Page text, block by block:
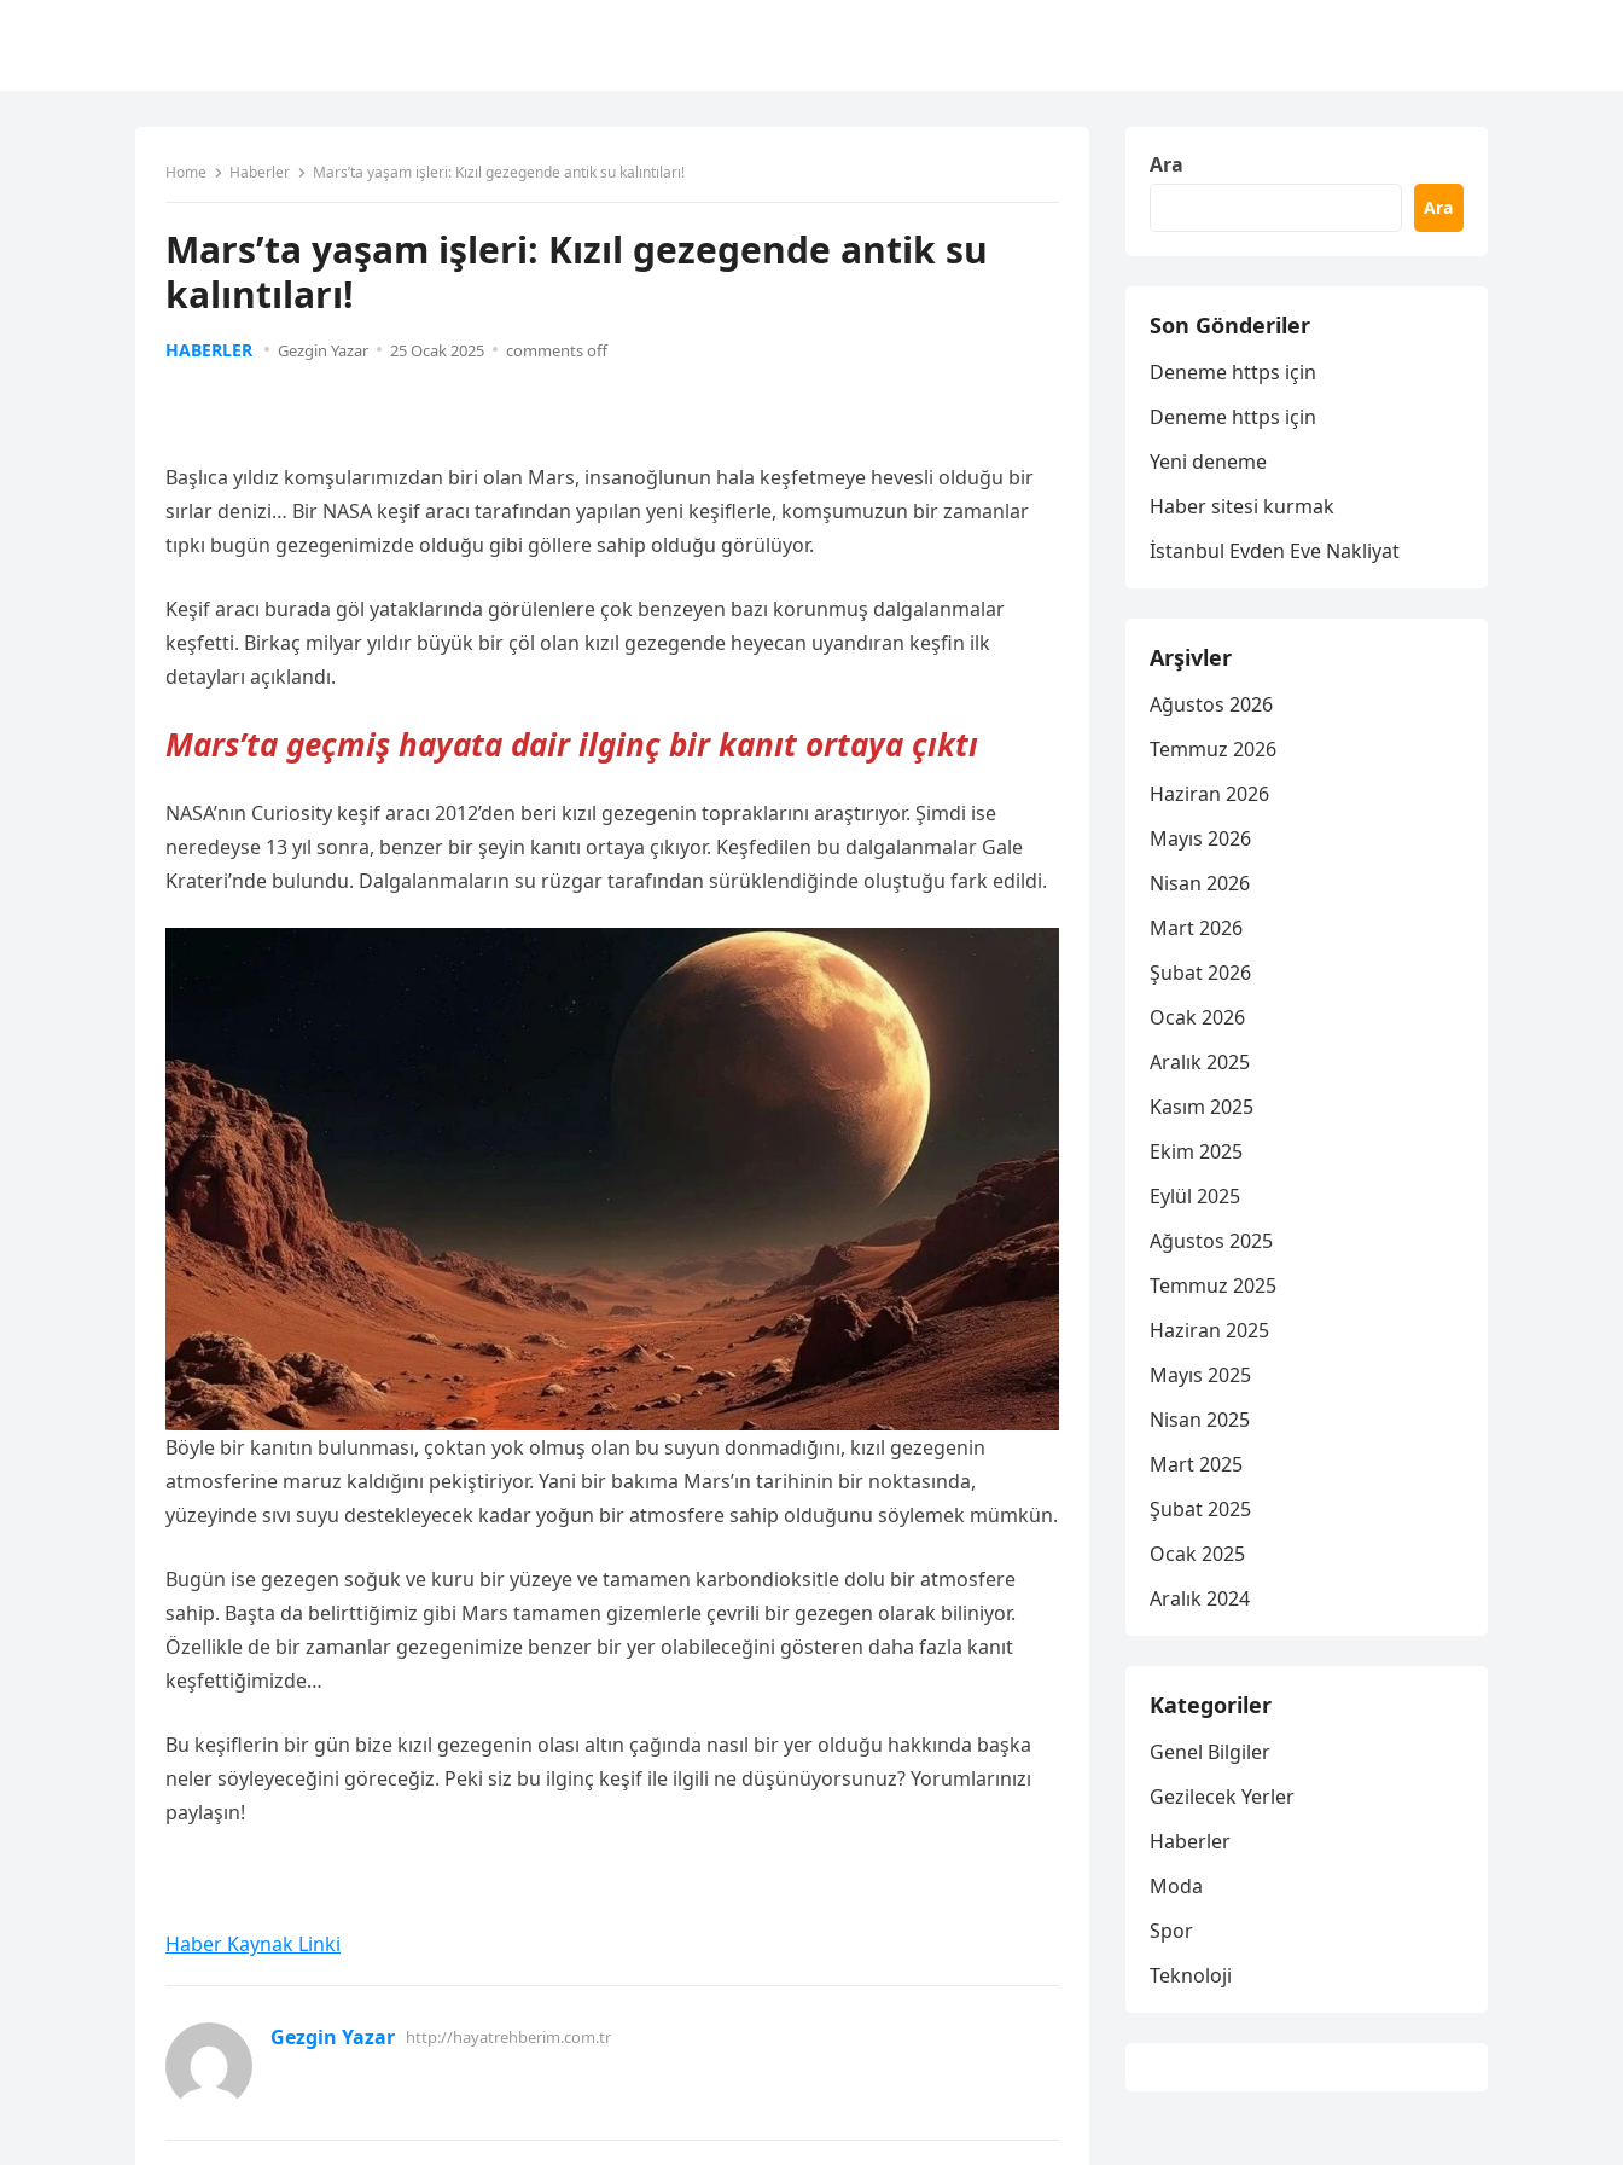
Home Haberler Mars’ta yaşam işleri: Kızıl gezegende antik su kalıntıları!
Mars’ta yaşam işleri: Kızıl gezegende antik su
kalıntıları!
HABERLER Gezgin Yazar 25 Ocak 2025 comments off
Başlıca yıldız komşularımızdan biri olan Mars, insanoğlunun hala keşfetmeye hevesli olduğu bir
sırlar denizi… Bir NASA keşif aracı tarafından yapılan yeni keşiflerle, komşumuzun bir zamanlar
tıpkı bugün gezegenimizde olduğu gibi göllere sahip olduğu görülüyor.
Keşif aracı burada göl yataklarında görülenlere çok benzeyen bazı korunmuş dalgalanmalar
keşfetti. Birkaç milyar yıldır büyük bir çöl olan kızıl gezegende heyecan uyandıran keşfin ilk
detayları açıklandı.
Mars’ta geçmiş hayata dair ilginç bir kanıt ortaya çıktı
NASA’nın Curiosity keşif aracı 2012’den beri kızıl gezegenin topraklarını araştırıyor. Şimdi ise
neredeyse 13 yıl sonra, benzer bir şeyin kanıtı ortaya çıkıyor. Keşfedilen bu dalgalanmalar Gale
Krateri’nde bulundu. Dalgalanmaların su rüzgar tarafından sürüklendiğinde oluştuğu fark edildi.
Böyle bir kanıtın bulunması, çoktan yok olmuş olan bu suyun donmadığını, kızıl gezegenin
atmosferine maruz kaldığını pekiştiriyor. Yani bir bakıma Mars’ın tarihinin bir noktasında,
yüzeyinde sıvı suyu destekleyecek kadar yoğun bir atmosfere sahip olduğunu söylemek mümkün.
Bugün ise gezegen soğuk ve kuru bir yüzeye ve tamamen karbondioksitle dolu bir atmosfere
sahip. Başta da belirttiğimiz gibi Mars tamamen gizemlerle çevrili bir gezegen olarak biliniyor.
Özellikle de bir zamanlar gezegenimize benzer bir yer olabileceğini gösteren daha fazla kanıt
keşfettiğimizde…
Bu keşiflerin bir gün bize kızıl gezegenin olası altın çağında nasıl bir yer olduğu hakkında başka
neler söyleyeceğini göreceğiz. Peki siz bu ilginç keşif ile ilgili ne düşünüyorsunuz? Yorumlarınızı
paylaşın!
Haber Kaynak Linki
Gezgin Yazar http://hayatrehberim.com.tr
Ara
Ara
Son Gönderiler
Deneme https için
Deneme https için
Yeni deneme
Haber sitesi kurmak
İstanbul Evden Eve Nakliyat
Arşivler
Ağustos 2026
Temmuz 2026
Haziran 2026
Mayıs 2026
Nisan 2026
Mart 2026
Şubat 2026
Ocak 2026
Aralık 2025
Kasım 2025
Ekim 2025
Eylül 2025
Ağustos 2025
Temmuz 2025
Haziran 2025
Mayıs 2025
Nisan 2025
Mart 2025
Şubat 2025
Ocak 2025
Aralık 2024
Kategoriler
Genel Bilgiler
Gezilecek Yerler
Haberler
Moda
Spor
Teknoloji